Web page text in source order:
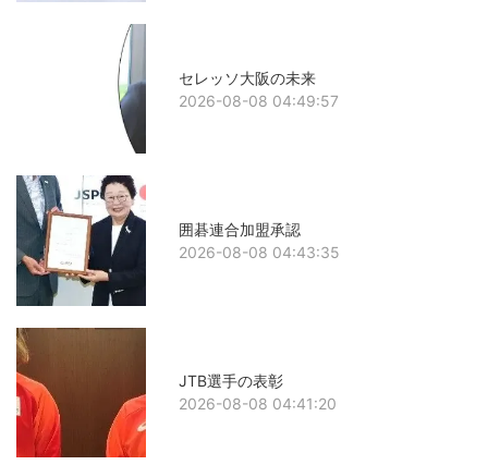
セレッソ大阪の未来
2026-08-08 04:49:57
囲碁連合加盟承認
2026-08-08 04:43:35
JTB選手の表彰
2026-08-08 04:41:20